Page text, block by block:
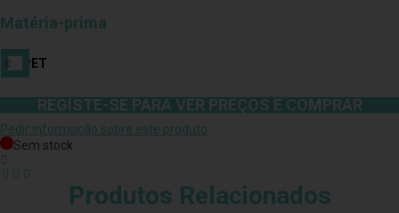
Matéria-prima
PET
REGISTE-SE PARA VER PREÇOS E COMPRAR
Pedir informação sobre este produto
Sem stock
Produtos Relacionados